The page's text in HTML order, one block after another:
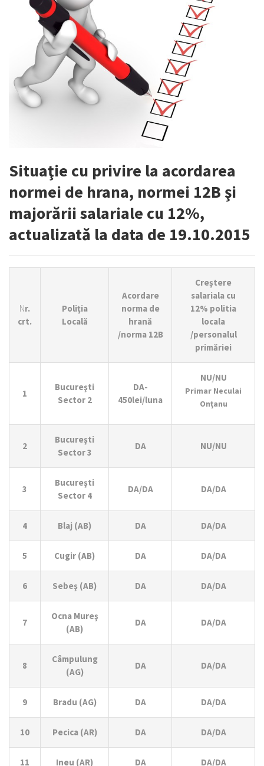
Situaţie cu privire la acordarea
normei de hrana, normei 12B şi
majorării salariale cu 12%,
actualizată la data de 19.10.2015
Nr.
crt.
Poliţia
Locală
Acordare
norma de
hrană
/norma 12B
Creştere
salariala cu
12% politia
locala
/personalul
primăriei
1
Bucureşti
Sector 2
DA-
450lei/luna
NU/NU
Primar Neculai
Onţanu
2
Bucureşti
Sector 3
DA NU/NU
3
Bucureşti
Sector 4
DA/DA DA/DA
4 Blaj (AB) DA DA/DA
5 Cugir (AB) DA DA/DA
6 Sebeş (AB) DA DA/DA
7
Ocna Mureş
(AB)
DA DA/DA
8
Câmpulung
(AG)
DA DA/DA
9 Bradu (AG) DA DA/DA
10 Pecica (AR) DA DA/DA
11 Ineu (AR) DA DA/DA